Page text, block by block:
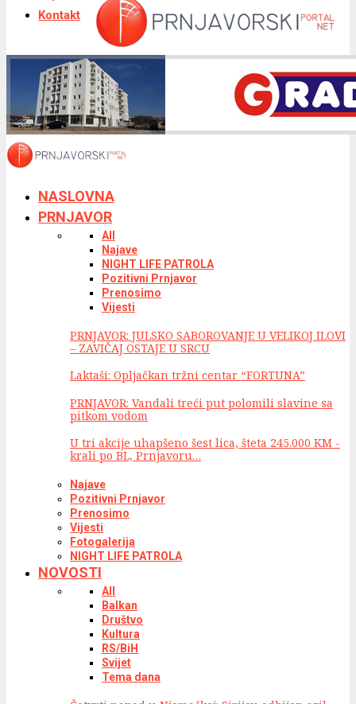
Kontakt
NASLOVNA
PRNJAVOR
All
Najave
NIGHT LIFE PATROLA
Pozitivni Prnjavor
Prenosimo
Vijesti
PRNJAVOR: JULSKO SABOROVANJE U VELIKOJ ILOVI
– ZAVIČAJ OSTAJE U SRCU
Laktaši: Opljačkan tržni centar “FORTUNA”
PRNJAVOR: Vandali treći put polomili slavine sa
pitkom vodom
U tri akcije uhapšeno šest lica, šteta 245.000 KM -
krali po BL, Prnjavoru…
Najave
Pozitivni Prnjavor
Prenosimo
Vijesti
Fotogalerija
NIGHT LIFE PATROLA
NOVOSTI
All
Balkan
Društvo
Kultura
RS/BiH
Svijet
Tema dana